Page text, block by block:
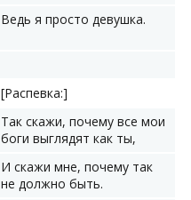
Ведь я просто девушка.
[Распевка:]
Так скажи, почему все мои
боги выглядят как ты,
И скажи мне, почему так
не должно быть.